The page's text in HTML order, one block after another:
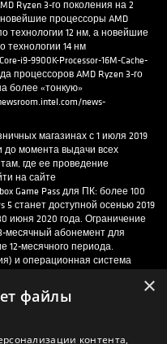
Ryzen 3-го поколения на 2
новейшие процессоры AMD
технологии 12 нм, а новейшие
технологии 14 нм
i9-9900K-Processor-16M-Cache-
процессоров AMD Ryzen 3-го
более «тонкую»
news-
магазинах с 1 июля 2019
до момента выдачи всех
где ее проведение
на сайте
Game Pass для ПК: более 100
5 станет доступной осенью 2019
июня 2020 года. Ограничение
месячный абонемент для
12-месячного периода.
и операционная система
доступных игр изменяется с
gamepass.
M от сайта ESRB и пока не
Она может содержать
×
файлы
контента,